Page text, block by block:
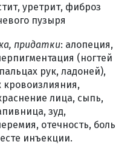
уретрит, фиброз
пузыря
придатки: алопеция,
(ногтей
рук, ладоней),
кровоизлияния,
лица, сыпь,
зуд,
отечность, боль
инъекции.